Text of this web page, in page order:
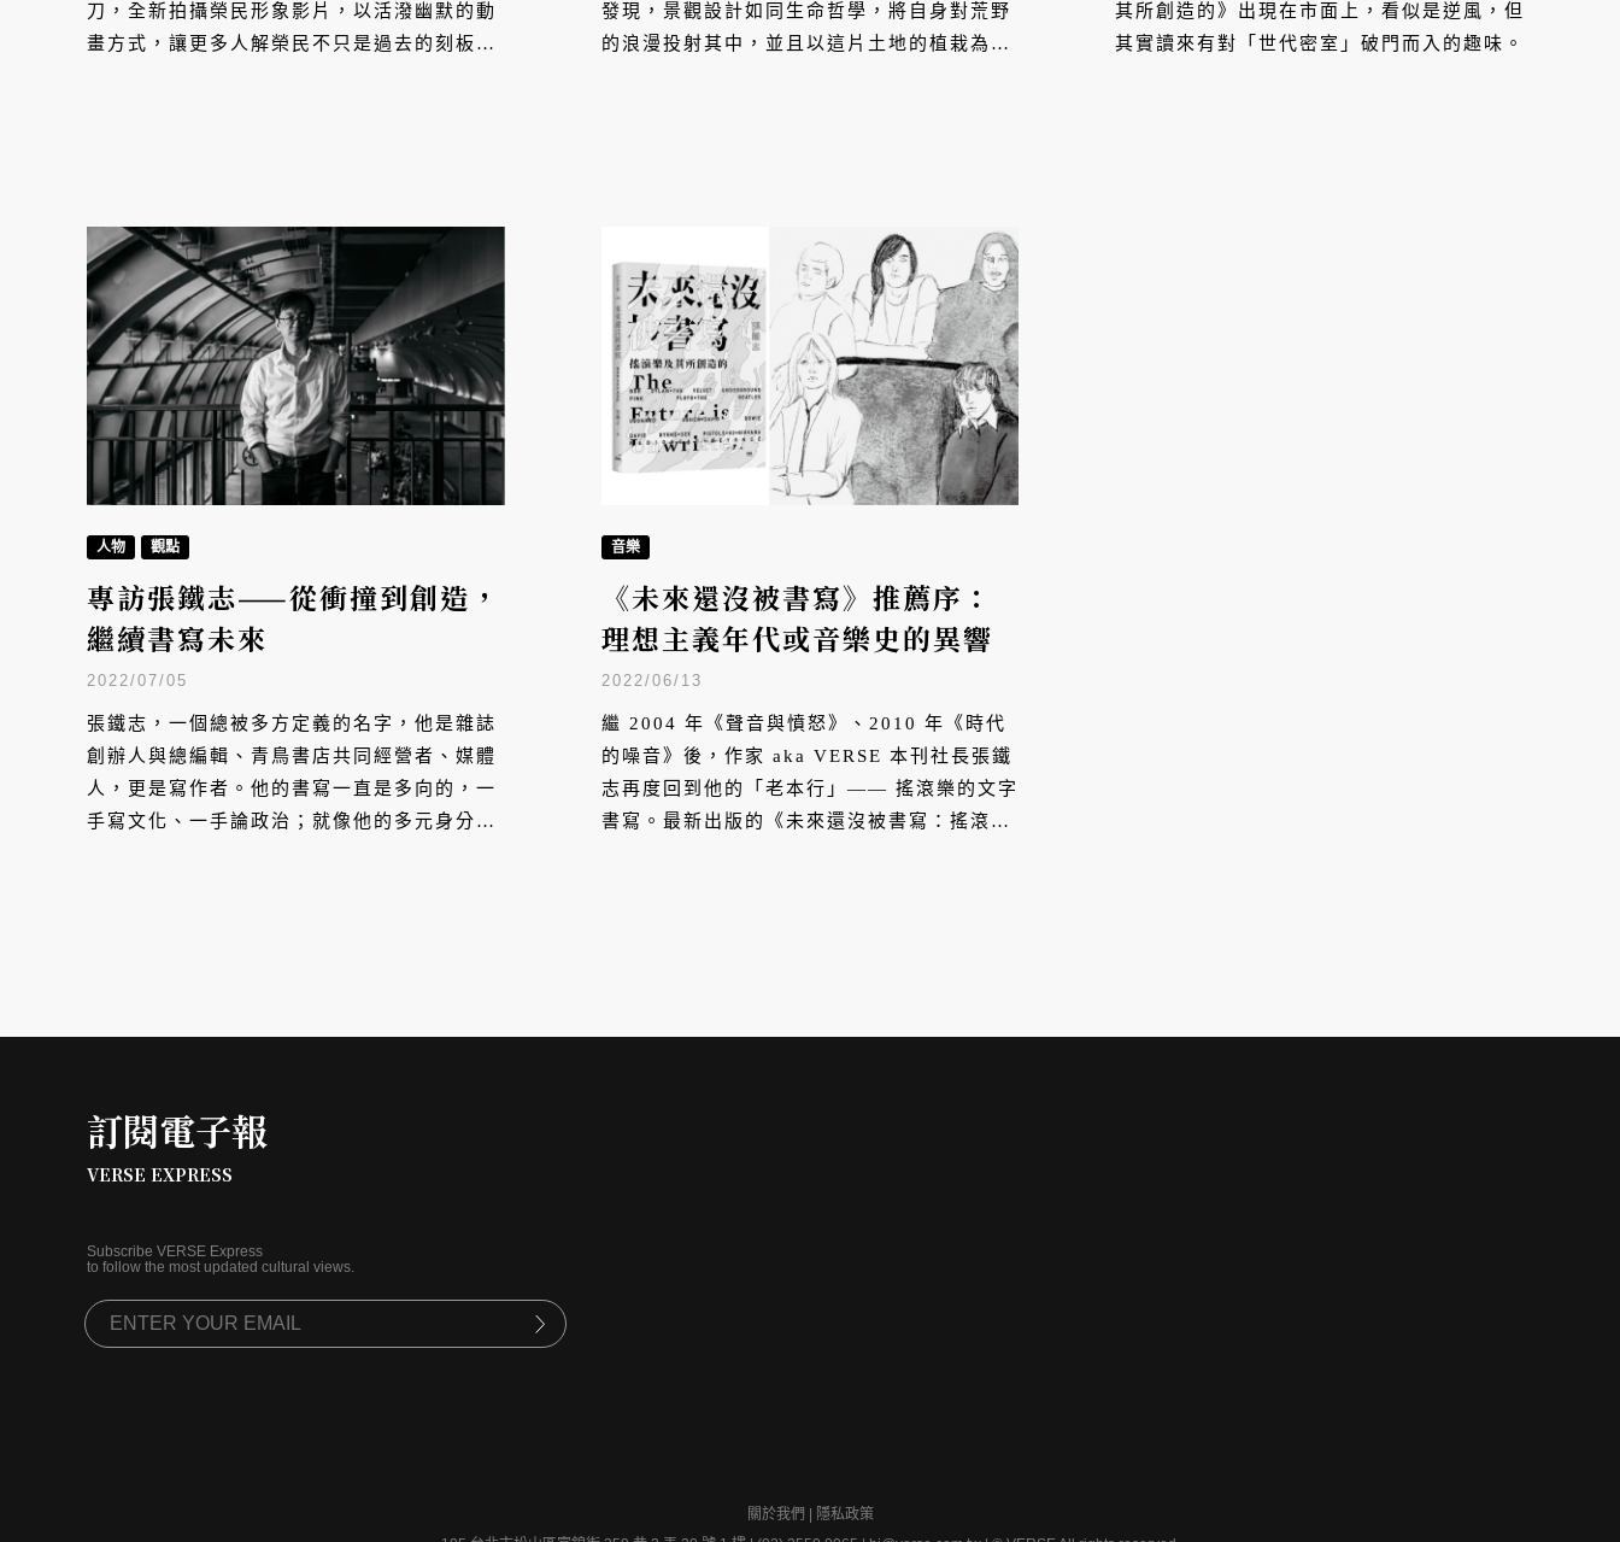
刀，全新拍攝榮民形象影片，以活潑幽默的動
畫方式，讓更多人解榮民不只是過去的刻板印
發現，景觀設計如同生命哲學，將自身對荒野
的浪漫投射其中，並且以這片土地的植栽為媒
其所創造的》出現在市面上，看似是逆風，但
其實讀來有對「世代密室」破門而入的趣味。
人物 觀點
專訪張鐵志——從衝撞到創造，
繼續書寫未來
2022/07/05
張鐵志，一個總被多方定義的名字，他是雜誌
創辦人與總編輯、青鳥書店共同經營者、媒體
人，更是寫作者。他的書寫一直是多向的，一
手寫文化、一手論政治；就像他的多元身分，
音樂
《未來還沒被書寫》推薦序：
理想主義年代或音樂史的異響
2022/06/13
繼 2004 年《聲音與憤怒》、2010 年《時代
的噪音》後，作家 aka VERSE 本刊社長張鐵
志再度回到他的「老本行」—— 搖滾樂的文字
書寫。最新出版的《未來還沒被書寫：搖滾樂
訂閱電子報
VERSE EXPRESS
Subscribe VERSE Express
to follow the most updated cultural views.
關於我們
隱私政策